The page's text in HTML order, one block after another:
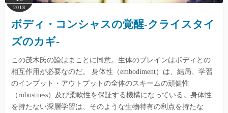
2018
ボディ・コンシャスの覚醒-クライスタイ
ズのカギ-
この茂木氏の論はまことに同意。生体のブレインはボディとの
相互作用が必要なのだ。 身体性（embodiment）は、結局、学習
のインプット・アウトプットの全体のスキームの頑健性
（robustness）及び柔軟性を保証する機構になっている。身体性
を持たない深層学習は、そのような生物特有の利点を持たな